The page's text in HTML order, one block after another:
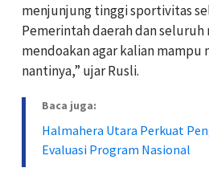
menjunjung tinggi sportivitas
Pemerintah daerah dan
mendoakan agar kalian mampu
nantinya,” ujar Rusli.
Baca juga:
Halmahera Utara Perkuat
Evaluasi Program Nasional